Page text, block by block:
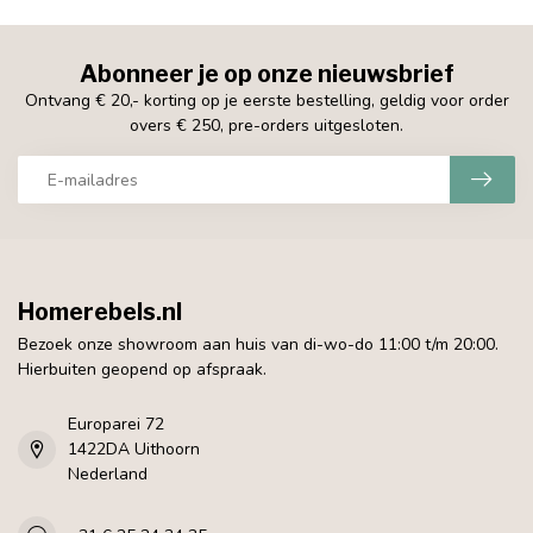
Abonneer je op onze nieuwsbrief
Ontvang € 20,- korting op je eerste bestelling, geldig voor order
overs € 250, pre-orders uitgesloten.
Homerebels.nl
Bezoek onze showroom aan huis van di-wo-do 11:00 t/m 20:00.
Hierbuiten geopend op afspraak.
Europarei 72
1422DA Uithoorn
Nederland